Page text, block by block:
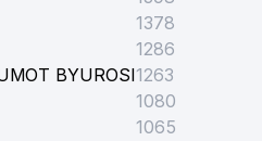
1378
1286
BYUROSI1263
1080
1065